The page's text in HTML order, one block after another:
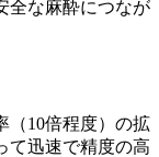
全な麻酔につなが
（10倍程度）の拡
て迅速で精度の高